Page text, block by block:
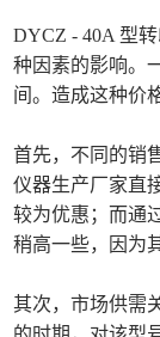
DYCZ - 40A 型
种因素的影响。
间。造成这种价
首先，不同的销
仪器生产厂家直
较为优惠；而通
稍高一些，因为
其次，市场供需